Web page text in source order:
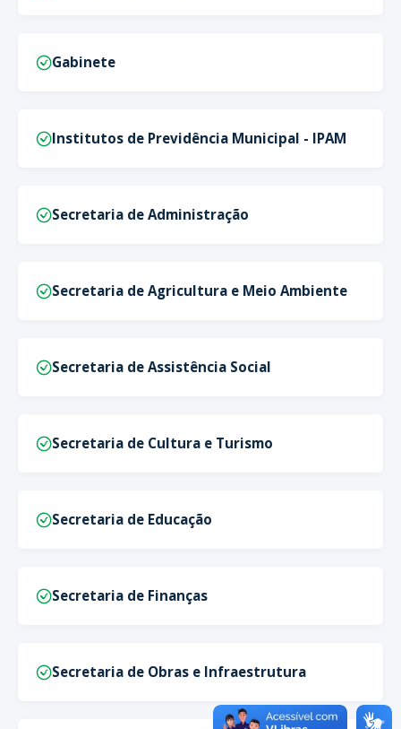
Gabinete
Institutos de Previdência Municipal - IPAM
Secretaria de Administração
Secretaria de Agricultura e Meio Ambiente
Secretaria de Assistência Social
Secretaria de Cultura e Turismo
Secretaria de Educação
Secretaria de Finanças
Secretaria de Obras e Infraestrutura